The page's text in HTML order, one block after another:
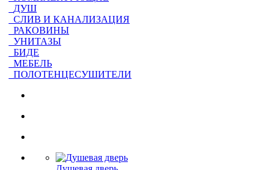
ДУШ
СЛИВ И КАНАЛИЗАЦИЯ
РАКОВИНЫ
УНИТАЗЫ
БИДЕ
МЕБЕЛЬ
ПОЛОТЕНЦЕСУШИТЕЛИ